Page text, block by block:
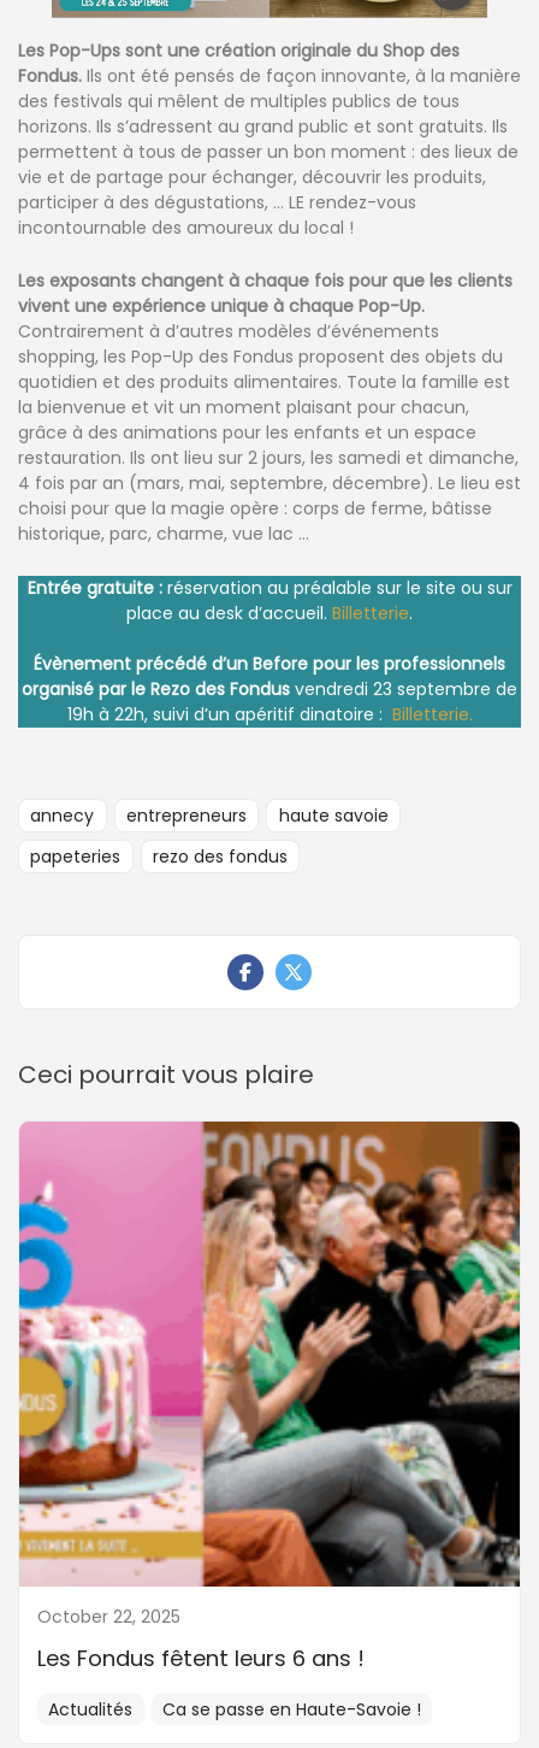
Les Pop-Ups sont une création originale du Shop des
Fondus. Ils ont été pensés de façon innovante, à la manière
des festivals qui mêlent de multiples publics de tous
horizons. Ils s’adressent au grand public et sont gratuits. Ils
permettent à tous de passer un bon moment : des lieux de
vie et de partage pour échanger, découvrir les produits,
participer à des dégustations, … LE rendez-vous
incontournable des amoureux du local !
Les exposants changent à chaque fois pour que les clients
vivent une expérience unique à chaque Pop-Up.
Contrairement à d’autres modèles d’événements
shopping, les Pop-Up des Fondus proposent des objets du
quotidien et des produits alimentaires. Toute la famille est
la bienvenue et vit un moment plaisant pour chacun,
grâce à des animations pour les enfants et un espace
restauration. Ils ont lieu sur 2 jours, les samedi et dimanche,
4 fois par an (mars, mai, septembre, décembre). Le lieu est
choisi pour que la magie opère : corps de ferme, bâtisse
historique, parc, charme, vue lac …
Entrée gratuite : réservation au préalable sur le site ou sur
place au desk d’accueil. Billetterie.
Évènement précédé d’un Before pour les professionnels
organisé par le Rezo des Fondus vendredi 23 septembre de
19h à 22h, suivi d’un apéritif dinatoire : Billetterie.
annecy entrepreneurs
haute savoie
papeteries
rezo des fondus
Ceci pourrait vous plaire
October 22, 2025
Les Fondus fêtent leurs 6 ans !
Actualités Ca se passe en Haute-Savoie !